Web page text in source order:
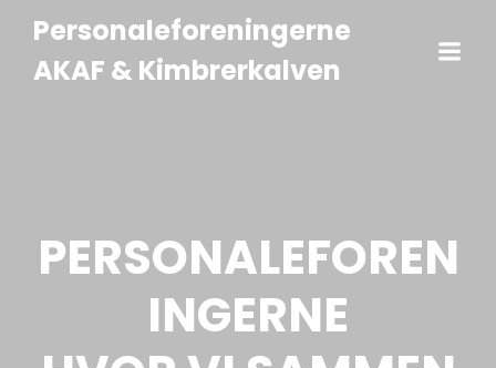
Personaleforeningerne
AKAF & Kimbrerkalven
PERSONALEFOREN
INGERNE